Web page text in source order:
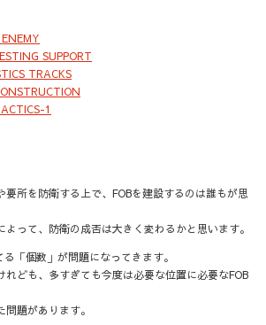
SUPPORT
TRACKS
1
所を防衛する上で、FOBを建設するのは誰もが思
って、防衛の成否は大きく変わるかと思います。
「個数」が問題になってきます。
れども、多すぎても今度は必要な位置に必要なFOB
題があります。